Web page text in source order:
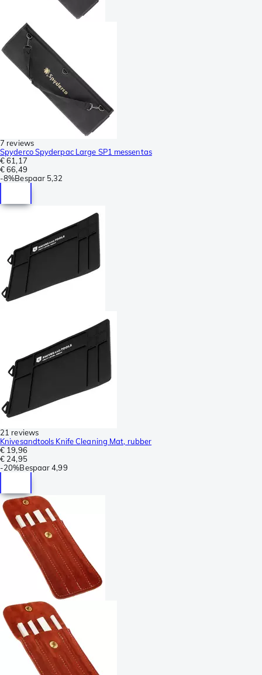
7 reviews
Spyderco Spyderpac Large SP1 messentas
€ 61,17
€ 66,49
-8%Bespaar 5,32
21 reviews
Knivesandtools Knife Cleaning Mat, rubber
€ 19,96
€ 24,95
-20%Bespaar 4,99